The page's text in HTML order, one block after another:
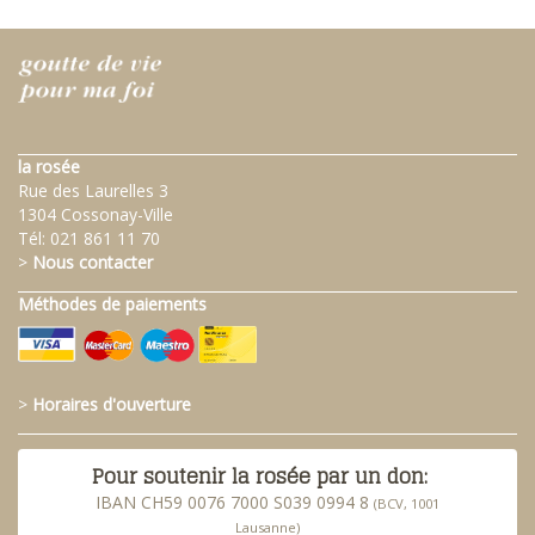
la rosée
Rue des Laurelles 3
1304 Cossonay-Ville
Tél: 021 861 11 70
> Nous contacter
Méthodes de paiements
> Horaires d'ouverture
Pour soutenir la rosée par un don:
IBAN CH59 0076 7000 S039 0994 8 (BCV, 1001
Lausanne)